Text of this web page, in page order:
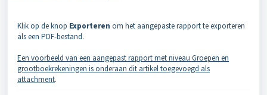
Klik op de knop Exporteren om het aangepaste rapport te exporteren
als een PDF-bestand.
Een voorbeeld van een aangepast rapport met niveau Groepen en
grootboekrekeningen is onderaan dit artikel toegevoegd als
attachment.